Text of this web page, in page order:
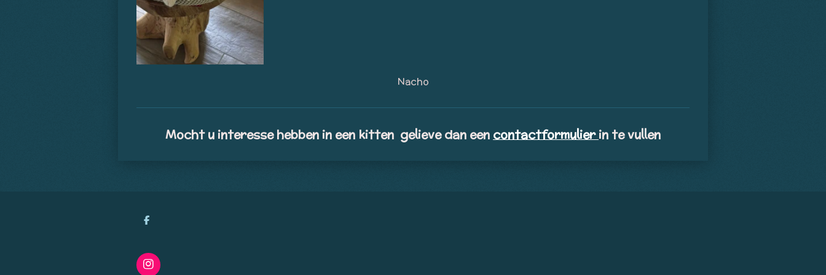
Nacho
Mocht u interesse hebben in een kitten gelieve dan een contactformulierin te vullen
D
e
n
I